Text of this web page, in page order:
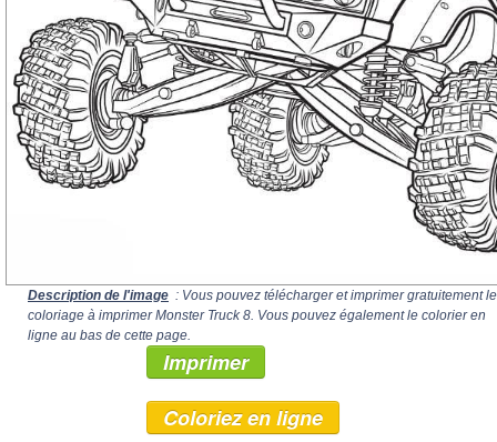
Description de l'image : Vous pouvez télécharger et imprimer gratuitement le
coloriage à imprimer Monster Truck 8. Vous pouvez également le colorier en
ligne au bas de cette page.
Imprimer
Coloriez en ligne